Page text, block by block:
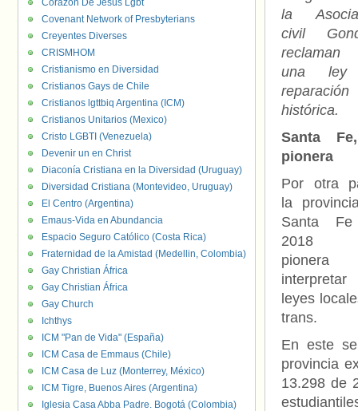
la
civil
reclaman
una ley
reparación
histórica.
Santa
pionera
Por otra
la
Santa
2018
pionera
leyes
trans.
En este
provincia
13.298 de
Corazón De Jesús Lgbt
Covenant Network of Presbyterians
Creyentes Diverses
CRISMHOM
Cristianismo en Diversidad
Cristianos Gays de Chile
Cristianos lgttbiq Argentina (ICM)
Cristianos Unitarios (Mexico)
Cristo LGBTI (Venezuela)
Devenir un en Christ
Diaconía Cristiana en la Diversidad (Uruguay)
Diversidad Cristiana (Montevideo, Uruguay)
El Centro (Argentina)
Emaus-Vida en Abundancia
Espacio Seguro Católico (Costa Rica)
Fraternidad de la Amistad (Medellin, Colombia)
Gay Christian África
Gay Christian África
Gay Church
Ichthys
ICM "Pan de Vida" (España)
ICM Casa de Emmaus (Chile)
ICM Casa de Luz (Monterrey, México)
ICM Tigre, Buenos Aires (Argentina)
Iglesia Casa Abba Padre. Bogotá (Colombia)